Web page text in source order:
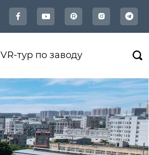
  
VR-тур по заводу 